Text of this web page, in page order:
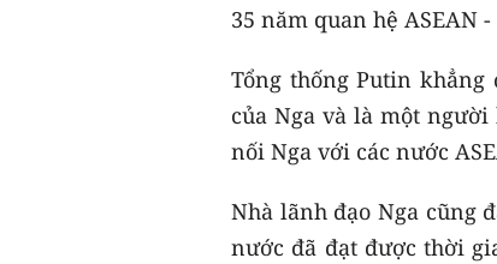
35 năm quan hệ ASEAN -
Tổng thống Putin
của Nga và là một
nối Nga với các nước
Nhà lãnh đạo Nga cũng
nước đã đạt được thời